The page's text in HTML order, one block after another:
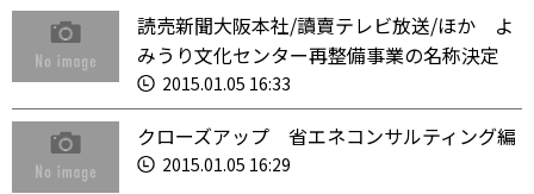
読売新聞大阪本社/讀賣テレビ放送/ほか よ
みうり文化センター再整備事業の名称決定
2015.01.05 16:33
クローズアップ 省エネコンサルティング編
2015.01.05 16:29